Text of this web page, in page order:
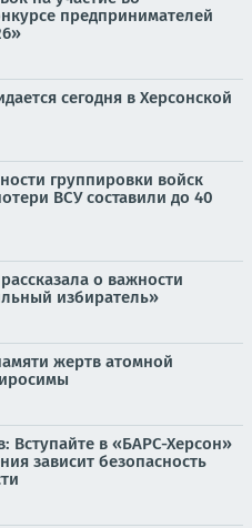
предпринимателей
сегодня в Херсонской
группировки войск
ВСУ составили до 40
о важности
избиратель»
жертв атомной
Вступайте в «БАРС-Херсон»
зависит безопасность